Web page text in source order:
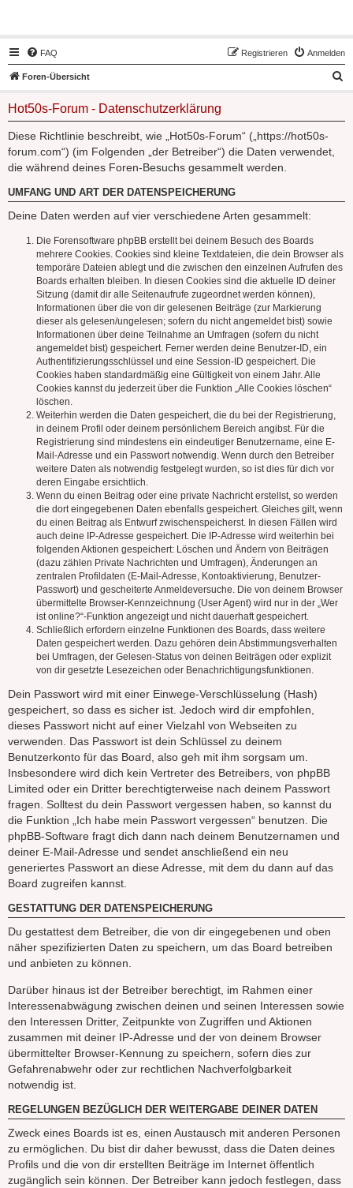
FAQ Anmelden
Registrieren
Foren-Übersicht
Hot50s-Forum - Datenschutzerklärung
Diese Richtlinie beschreibt, wie „Hot50s-Forum“ („https://hot50s-
forum.com“) (im Folgenden „der Betreiber“) die Daten verwendet,
die während deines Foren-Besuchs gesammelt werden.
UMFANG UND ART DER DATENSPEICHERUNG
Deine Daten werden auf vier verschiedene Arten gesammelt:
Die Forensoftware phpBB erstellt bei deinem Besuch des Boards
mehrere Cookies. Cookies sind kleine Textdateien, die dein Browser als
temporäre Dateien ablegt und die zwischen den einzelnen Aufrufen des
Boards erhalten bleiben. In diesen Cookies sind die aktuelle ID deiner
Sitzung (damit dir alle Seitenaufrufe zugeordnet werden können),
Informationen über die von dir gelesenen Beiträge (zur Markierung
dieser als gelesen/ungelesen; sofern du nicht angemeldet bist) sowie
Informationen über deine Teilnahme an Umfragen (sofern du nicht
angemeldet bist) gespeichert. Ferner werden deine Benutzer-ID, ein
Authentifizierungsschlüssel und eine Session-ID gespeichert. Die
Cookies haben standardmäßig eine Gültigkeit von einem Jahr. Alle
Cookies kannst du jederzeit über die Funktion „Alle Cookies löschen“
löschen.
Weiterhin werden die Daten gespeichert, die du bei der Registrierung,
in deinem Profil oder deinem persönlichem Bereich angibst. Für die
Registrierung sind mindestens ein eindeutiger Benutzername, eine E-
Mail-Adresse und ein Passwort notwendig. Wenn durch den Betreiber
weitere Daten als notwendig festgelegt wurden, so ist dies für dich vor
deren Eingabe ersichtlich.
Wenn du einen Beitrag oder eine private Nachricht erstellst, so werden
die dort eingegebenen Daten ebenfalls gespeichert. Gleiches gilt, wenn
du einen Beitrag als Entwurf zwischenspeicherst. In diesen Fällen wird
auch deine IP-Adresse gespeichert. Die IP-Adresse wird weiterhin bei
folgenden Aktionen gespeichert: Löschen und Ändern von Beiträgen
(dazu zählen Private Nachrichten und Umfragen), Änderungen an
zentralen Profildaten (E-Mail-Adresse, Kontoaktivierung, Benutzer-
Passwort) und gescheiterte Anmeldeversuche. Die von deinem Browser
übermittelte Browser-Kennzeichnung (User Agent) wird nur in der „Wer
ist online?“-Funktion angezeigt und nicht dauerhaft gespeichert.
Schließlich erfordern einzelne Funktionen des Boards, dass weitere
Daten gespeichert werden. Dazu gehören dein Abstimmungsverhalten
bei Umfragen, der Gelesen-Status von deinen Beiträgen oder explizit
von dir gesetzte Lesezeichen oder Benachrichtigungsfunktionen.
Dein Passwort wird mit einer Einwege-Verschlüsselung (Hash)
gespeichert, so dass es sicher ist. Jedoch wird dir empfohlen,
dieses Passwort nicht auf einer Vielzahl von Webseiten zu
verwenden. Das Passwort ist dein Schlüssel zu deinem
Benutzerkonto für das Board, also geh mit ihm sorgsam um.
Insbesondere wird dich kein Vertreter des Betreibers, von phpBB
Limited oder ein Dritter berechtigterweise nach deinem Passwort
fragen. Solltest du dein Passwort vergessen haben, so kannst du
die Funktion „Ich habe mein Passwort vergessen“ benutzen. Die
phpBB-Software fragt dich dann nach deinem Benutzernamen und
deiner E-Mail-Adresse und sendet anschließend ein neu
generiertes Passwort an diese Adresse, mit dem du dann auf das
Board zugreifen kannst.
GESTATTUNG DER DATENSPEICHERUNG
Du gestattest dem Betreiber, die von dir eingegebenen und oben
näher spezifizierten Daten zu speichern, um das Board betreiben
und anbieten zu können.
Darüber hinaus ist der Betreiber berechtigt, im Rahmen einer
Interessenabwägung zwischen deinen und seinen Interessen sowie
den Interessen Dritter, Zeitpunkte von Zugriffen und Aktionen
zusammen mit deiner IP-Adresse und der von deinem Browser
übermittelter Browser-Kennung zu speichern, sofern dies zur
Gefahrenabwehr oder zur rechtlichen Nachverfolgbarkeit
notwendig ist.
REGELUNGEN BEZÜGLICH DER WEITERGABE DEINER DATEN
Zweck eines Boards ist es, einen Austausch mit anderen Personen
zu ermöglichen. Du bist dir daher bewusst, dass die Daten deines
Profils und die von dir erstellten Beiträge im Internet öffentlich
zugänglich sein können. Der Betreiber kann jedoch festlegen, dass